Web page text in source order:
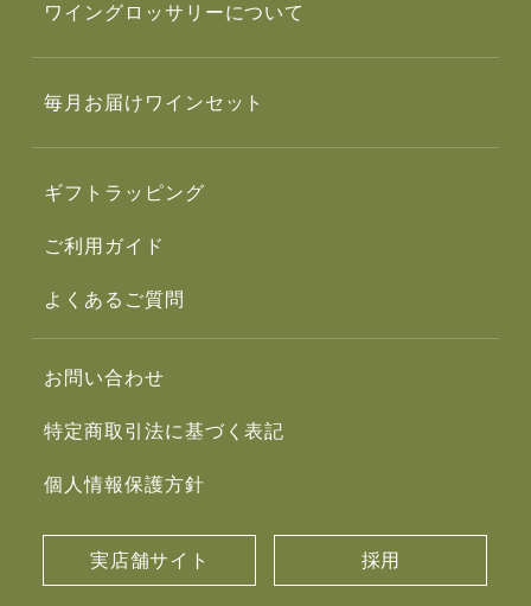
ワイングロッサリーについて
毎月お届けワインセット
ギフトラッピング
ご利用ガイド
よくあるご質問
お問い合わせ
特定商取引法に基づく表記
個人情報保護方針
実店舗サイト 採用